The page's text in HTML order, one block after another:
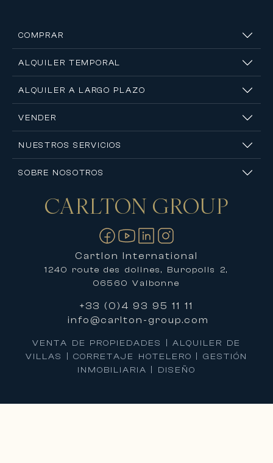
COMPRAR
ALQUILER TEMPORAL
ALQUILER A LARGO PLAZO
VENDER
NUESTROS SERVICIOS
SOBRE NOSOTROS
Contáctanos
CARLTON GROUP
Cartlon International
1240 route des dolines, Buropolis 2,
06560 Valbonne
+33 (0)4 93 95 11 11
info@carlton-group.com
VENTA DE PROPIEDADES | ALQUILER DE
VILLAS | CORRETAJE HOTELERO | GESTIÓN
INMOBILIARIA | DISEÑO